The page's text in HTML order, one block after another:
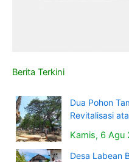
Berita Terkini
Dua Pohon
Revitalisasi
Kamis, 6 Agu
Desa Labean